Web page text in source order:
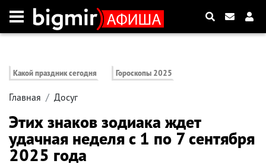
Какой праздник сегодня Гороскопы 2025
Главная Досуг
Этих знаков зодиака ждет
удачная неделя с 1 по 7 сентября
2025 года